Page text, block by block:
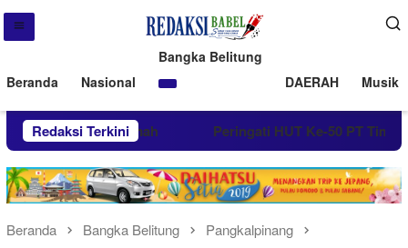
Beranda Nasional
Bangka Belitung
DAERAH
Musik
Redaksi Terkini
Gratis PT Timah Peringati HUT Ke-50 PT Timah
Beranda Bangka Belitung Pangkalpinang